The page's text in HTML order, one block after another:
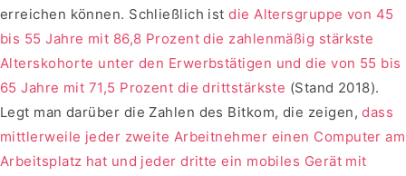
erreichen können. Schließlich istdie Altersgruppe von 45
bis 55 Jahre mit 86,8 Prozent die zahlenmäßig stärkste
Alterskohorte unter den Erwerbstätigen und die von 55 bis
65 Jahre mit 71,5 Prozent die drittstärkste (Stand 2018).
Legt man darüber die Zahlen des Bitkom, die zeigen,dass
mittlerweile jeder zweite Arbeitnehmer einen Computer am
Arbeitsplatz hat und jeder dritte ein mobiles Gerät mit